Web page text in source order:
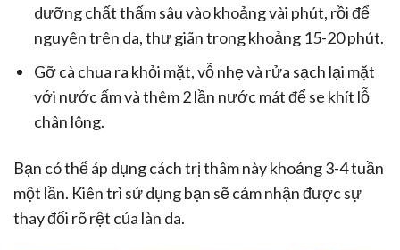
dưỡng chất thấm sâu vào khoảng vài phút, rồi để
nguyên trên da, thư giãn trong khoảng 15-20 phút.
Gỡ cà chua ra khỏi mặt, vỗ nhẹ và rửa sạch lại mặt
với nước ấm và thêm 2 lần nước mát để se khít lỗ
chân lông.
Bạn có thể áp dụng cách trị thâm này khoảng 3-4 tuần
một lần. Kiên trì sử dụng bạn sẽ cảm nhận được sự
thay đổi rõ rệt của làn da.